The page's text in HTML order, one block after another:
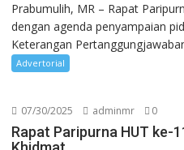
Prabumulih, MR – Rapat
dengan agenda penyampaian
Keterangan
Advertorial
07/30/2025 adminmr 0
Rapat Paripurna HUT ke-